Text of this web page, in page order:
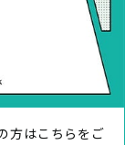
⽅はこちらをご